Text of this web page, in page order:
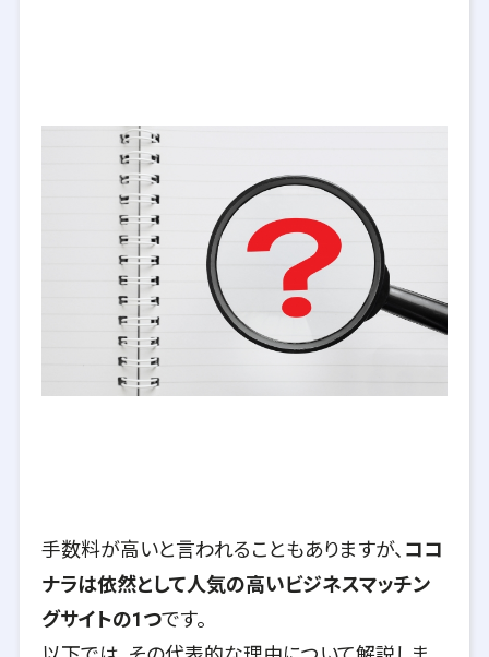
手数料が高いと言われることもありますが、 ココ
ナラは依然として人気の高いビジネスマッチン
グサイトの1つです。